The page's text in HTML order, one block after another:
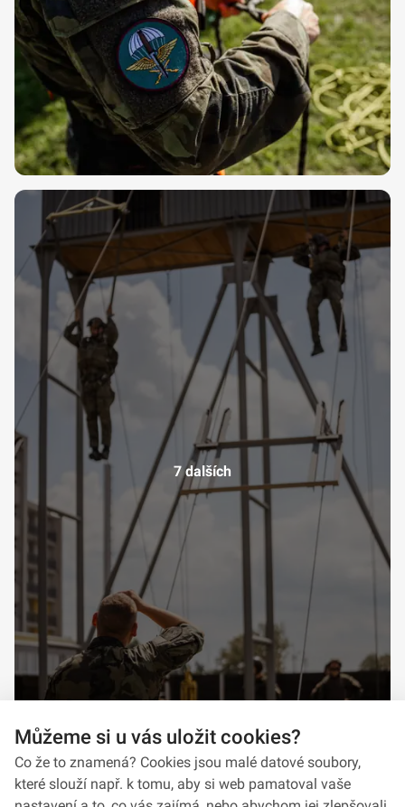
7 dalších
Můžeme si u vás uložit cookies?
Co že to znamená? Cookies jsou malé datové soubory,
které slouží např. k tomu, aby si web pamatoval vaše